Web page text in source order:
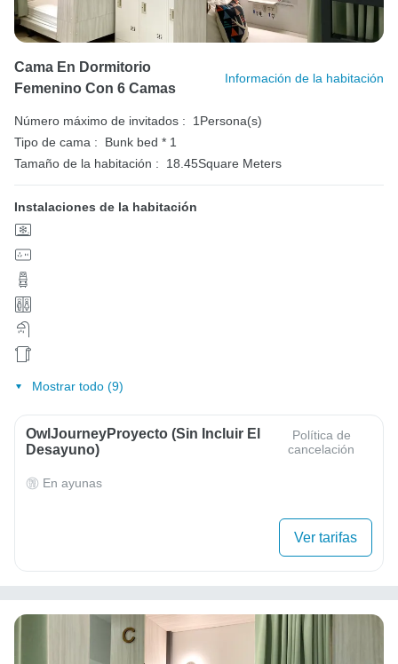
Cama En Dormitorio
Femenino Con 6 Camas
Información de la habitación
Número máximo de invitados :
1Persona(s)
Tipo de cama :
Bunk bed * 1
Tamaño de la habitación :
18.45Square Meters
Instalaciones de la habitación
Mostrar todo (9)
OwlJourneyProyecto (sin Incluir El
Desayuno)
Política de
cancelación
En ayunas
Ver tarifas